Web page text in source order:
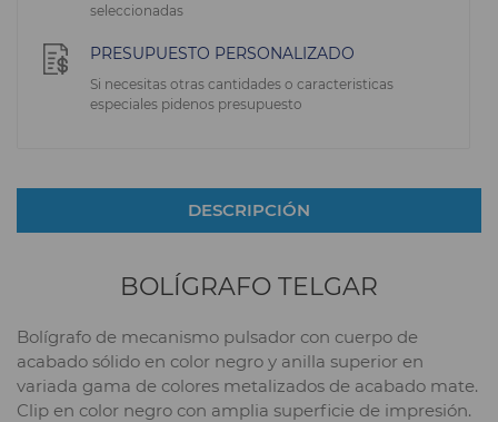
seleccionadas
PRESUPUESTO PERSONALIZADO
Si necesitas otras cantidades o caracteristicas
especiales pidenos presupuesto
DESCRIPCIÓN
BOLÍGRAFO TELGAR
Bolígrafo de mecanismo pulsador con cuerpo de
acabado sólido en color negro y anilla superior en
variada gama de colores metalizados de acabado mate.
Clip en color negro con amplia superficie de impresión.